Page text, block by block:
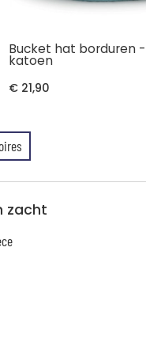
Bucket hat borduren
katoen
€ 21,90
zacht